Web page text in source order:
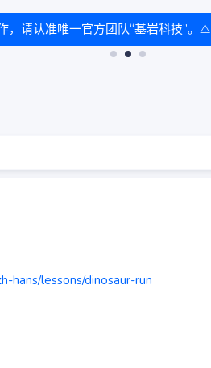
请认准唯一官方团队“基岩科技”。⚠️
hans/lessons/dinosaur-run